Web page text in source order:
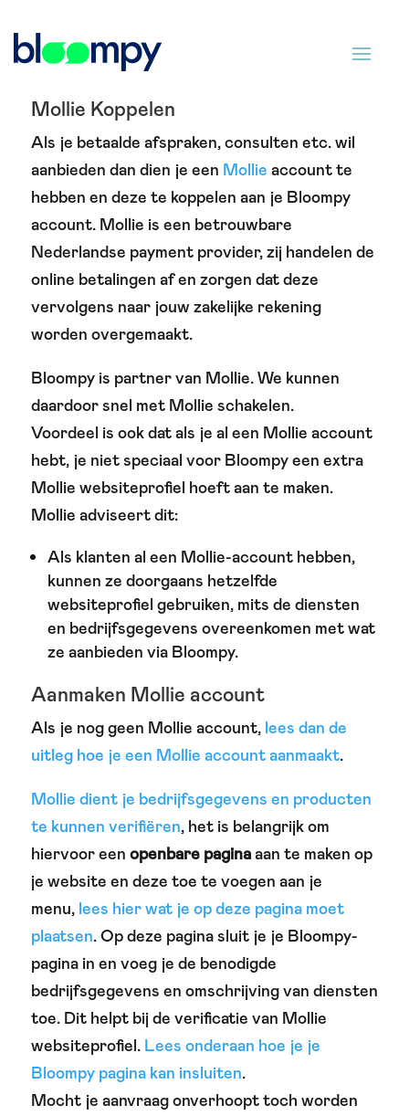
Mollie Koppelen
Als je betaalde afspraken, consulten etc. wil
aanbieden dan dien je een Mollie account te
hebben en deze te koppelen aan je Bloompy
account. Mollie is een betrouwbare
Nederlandse payment provider, zij handelen de
online betalingen af en zorgen dat deze
vervolgens naar jouw zakelijke rekening
worden overgemaakt.
Bloompy is partner van Mollie. We kunnen
daardoor snel met Mollie schakelen.
Voordeel is ook dat als je al een Mollie account
hebt, je niet speciaal voor Bloompy een extra
Mollie websiteprofiel hoeft aan te maken.
Mollie adviseert dit:
Als klanten al een Mollie-account hebben,
kunnen ze doorgaans hetzelfde
websiteprofiel gebruiken, mits de diensten
en bedrijfsgegevens overeenkomen met wat
ze aanbieden via Bloompy.
Aanmaken Mollie account
Als je nog geen Mollie account, lees dan de
uitleg hoe je een Mollie account aanmaakt.
Mollie dient je bedrijfsgegevens en producten
te kunnen verifiëren, het is belangrijk om
hiervoor een openbare paginaaan te maken op
je website en deze toe te voegen aan je
menu, lees hier wat je op deze pagina moet
plaatsen. Op deze pagina sluit je je Bloompy-
pagina in en voeg je de benodigde
bedrijfsgegevens en omschrijving van diensten
toe. Dit helpt bij de verificatie van Mollie
websiteprofiel. Lees onderaan hoe je je
Bloompy pagina kan insluiten.
Mocht je aanvraag onverhoopt toch worden